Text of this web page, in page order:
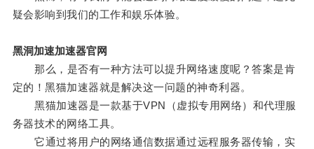
疑会影响到我们的工作和娱乐体验。
黑洞加速加速器官网
那么，是否有一种方法可以提升网络速度呢？答案是肯
定的！黑猫加速器就是解决这一问题的神奇利器。
黑猫加速器是一款基于VPN（虚拟专用网络）和代理服
务器技术的网络工具。
它通过将用户的网络通信数据通过远程服务器传输，实